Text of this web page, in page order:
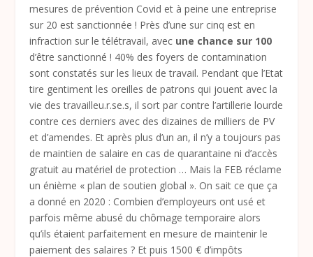
mesures de prévention Covid et à peine une entreprise
sur 20 est sanctionnée ! Près d’une sur cinq est en
infraction sur le télétravail, avec une chance sur 100
d’être sanctionné ! 40% des foyers de contamination
sont constatés sur les lieux de travail. Pendant que l’Etat
tire gentiment les oreilles de patrons qui jouent avec la
vie des travailleu.r.se.s, il sort par contre l’artillerie lourde
contre ces derniers avec des dizaines de milliers de PV
et d’amendes. Et après plus d’un an, il n’y a toujours pas
de maintien de salaire en cas de quarantaine ni d’accès
gratuit au matériel de protection … Mais la FEB réclame
un énième « plan de soutien global ». On sait ce que ça
a donné en 2020 : Combien d’employeurs ont usé et
parfois même abusé du chômage temporaire alors
qu’ils étaient parfaitement en mesure de maintenir le
paiement des salaires ? Et puis 1500 € d’impôts